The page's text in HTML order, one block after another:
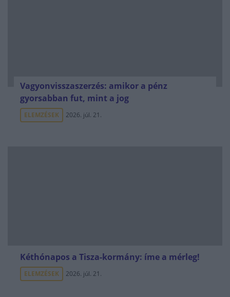
Vagyonvisszaszerzés: amikor a pénz
gyorsabban fut, mint a jog
ELEMZÉSEK 2026. júl. 21.
Kéthónapos a Tisza-kormány: íme a mérleg!
ELEMZÉSEK 2026. júl. 21.